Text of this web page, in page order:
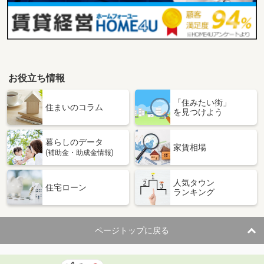
お役立ち情報
住まいのコラム
「住みたい街」
を見つけよう
暮らしのデータ
(補助金・助成金情報)
家賃相場
住宅ローン
人気タウン
ランキング
ページトップに戻る